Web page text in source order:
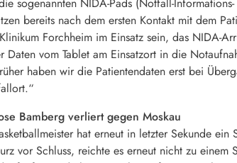
sogenannten NIDA-Pads (Notfall-
bereits nach dem ersten Kontakt mit dem
Forchheim im Einsatz sein, das NIDA-
Daten vom Tablet am Einsatzort in die
haben wir die Patientendaten erst bei
Bamberg verliert gegen Moskau
hat erneut in letzter Sekunde
vor Schluss, reichte es erneut nicht zu